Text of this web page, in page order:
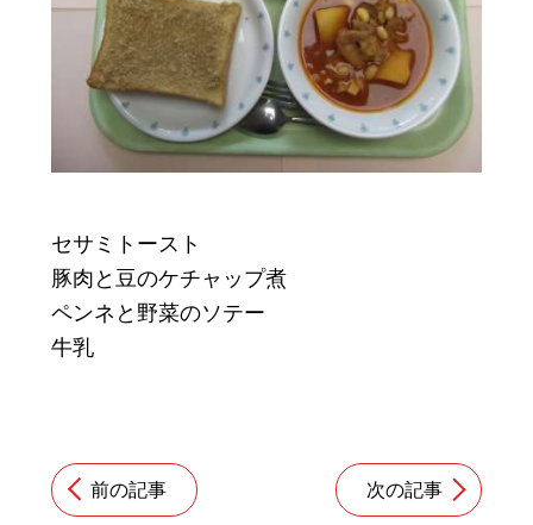
セサミトースト
豚肉と豆のケチャップ煮
ペンネと野菜のソテー
牛乳
前の記事 次の記事